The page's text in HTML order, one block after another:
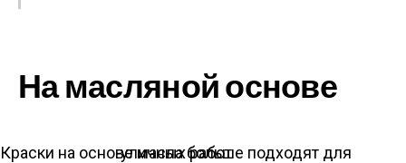
На масляной основе
Краски на основе масла больше подходят для уличных работ